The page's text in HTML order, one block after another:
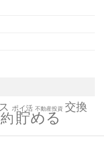
ポイ活 不動産投資 交換
貯める